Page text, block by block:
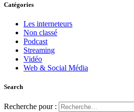
Catégories
Les interneteurs
Non classé
Podcast
Streaming
Vidéo
Web & Social Média
Search
Recherche pour :